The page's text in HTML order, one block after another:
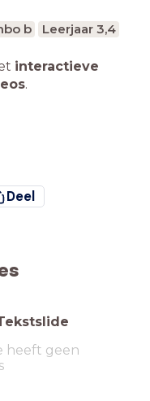
b Leerjaar 3,4
interactieve
.
Deel
heeft geen